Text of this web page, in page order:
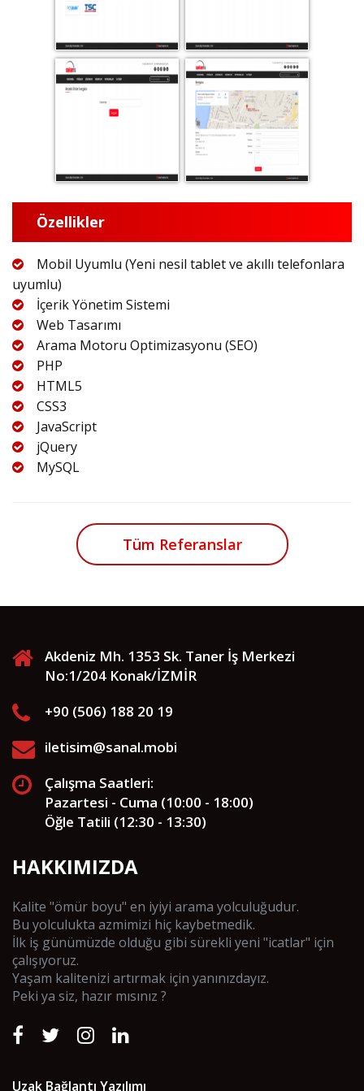
Özellikler
Mobil Uyumlu (Yeni nesil tablet ve akıllı telefonlara
uyumlu)
İçerik Yönetim Sistemi
Web Tasarımı
Arama Motoru Optimizasyonu (SEO)
PHP
HTML5
CSS3
JavaScript
jQuery
MySQL
Tüm Referanslar
Akdeniz Mh. 1353 Sk. Taner İş Merkezi
No:1/204 Konak/İZMİR
+90 (506) 188 20 19
iletisim@sanal.mobi
Çalışma Saatleri:
Pazartesi - Cuma (10:00 - 18:00)
Öğle Tatili (12:30 - 13:30)
HAKKIMIZDA
Kalite "ömür boyu" en iyiyi arama yolculuğudur.
Bu yolculukta azmimizi hiç kaybetmedik.
İlk iş günümüzde olduğu gibi sürekli yeni "icatlar" için
çalışıyoruz.
Yaşam kalitenizi artırmak için yanınızdayız.
Peki ya siz, hazır mısınız ?
Uzak Bağlantı Yazılımı